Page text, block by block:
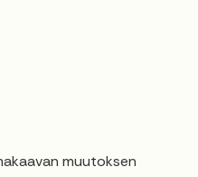
muutoksen